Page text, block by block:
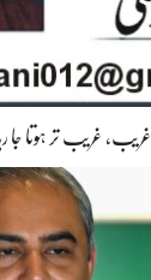
غریب، غریب تر ہوتا جا